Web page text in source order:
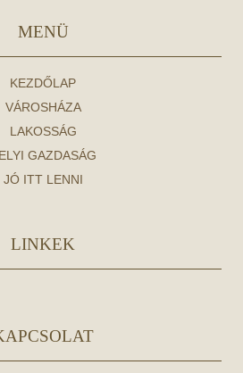
MENÜ
KEZDŐLAP
VÁROSHÁZA
LAKOSSÁG
GAZDASÁG
JÓ ITT LENNI
LINKEK